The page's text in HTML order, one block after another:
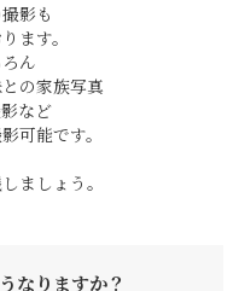
影も
ます。
ん
の家族写真
など
可能です。
ましょう。
なりますか？